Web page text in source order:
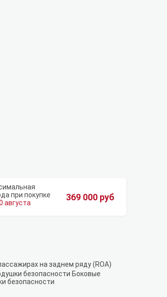
августа
369 000 руб
на заднем ряду (ROA)
безопасности Боковые
безопасности